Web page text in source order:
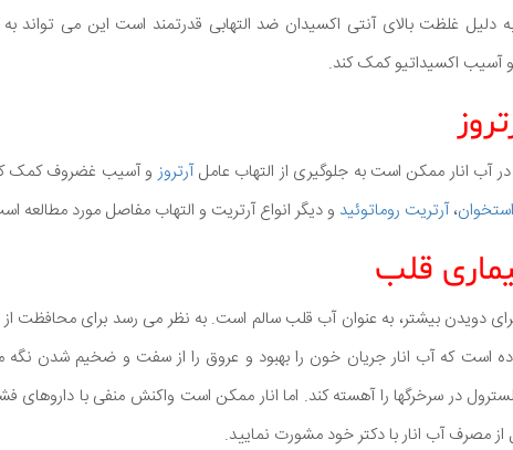
دلیل غلظت بالای آنتی اکسیدان ضد التهابی قدرتمند است این می تواند
آسیب اکسیداتیو کمک کند.
در آب انار ممکن است به جلوگیری از التهاب عاملآرتروزو آسیب غضروف کمک کند.
،آرتریت روماتوئید و دیگر انواع آرتریت و التهاب مفاصل مورد مطالعه
دویدن بیشتر، به عنوان آب قلب سالم است. به نظر می رسد برای
است که آب انار جریان خون را بهبود و عروق را از سفت و ضخیم شدن
در سرخرگها را آهسته کند. اما انار ممکن است واکنش منفی با داروهای
از مصرف آب انار با دکتر خود مشورت نمایید.